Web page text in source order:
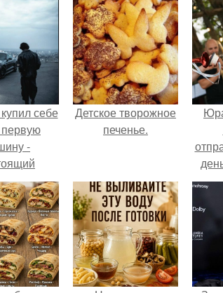
себе
-
мечты
Детское творожное
печенье.